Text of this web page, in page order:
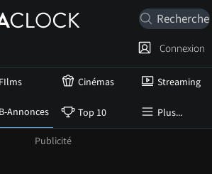
FIlms Cinémas Streaming
B-Annonces Top 10 Plus...
Connexion